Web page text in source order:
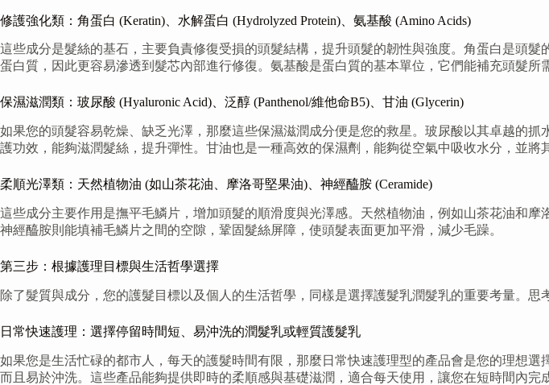
修護強化類：角蛋白 (Keratin)、水解蛋白 (Hydrolyzed Protein)、氨基酸 (Amino Acids)
這些成分是髮絲的基石，主要負責修復受損的頭髮結構，提升頭髮的韌性與強度。角蛋白是頭
蛋白質，因此更容易滲透到髮芯內部進行修復。氨基酸是蛋白質的基本單位，它們能補充頭髮所
保濕滋潤類：玻尿酸 (Hyaluronic Acid)、泛醇 (Panthenol/維他命B5)、甘油 (Glycerin)
如果您的頭髮容易乾燥、缺乏光澤，那麼這些保濕滋潤成分便是您的救星。玻尿酸以其卓越的
護功效，能夠滋潤髮絲，提升彈性。甘油也是一種高效的保濕劑，能夠從空氣中吸收水分，並將
柔順光澤類：天然植物油 (如山茶花油、摩洛哥堅果油)、神經醯胺 (Ceramide)
這些成分主要作用是撫平毛鱗片，增加頭髮的順滑度與光澤感。天然植物油，例如山茶花油和
神經醯胺則能填補毛鱗片之間的空隙，鞏固髮絲屏障，使頭髮表面更加平滑，減少毛躁。
第三步：根據護理目標與生活哲學選擇
除了髮質與成分，您的護髮目標以及個人的生活哲學，同樣是選擇護髮乳潤髮乳的重要考量。
日常快速護理：選擇停留時間短、易沖洗的潤髮乳或輕質護髮乳
如果您是生活忙碌的都市人，每天的護髮時間有限，那麼日常快速護理型的產品會是您的理想
而且易於沖洗。這些產品能夠提供即時的柔順感與基礎滋潤，適合每天使用，讓您在短時間內完